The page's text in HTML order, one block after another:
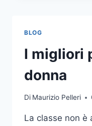
BLOG
I migliori
donna
Di Maurizio Pelleri
La classe non è